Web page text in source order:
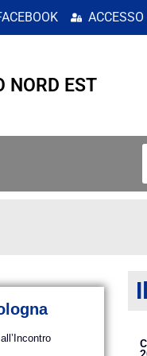
ACCESSO
NORD EST